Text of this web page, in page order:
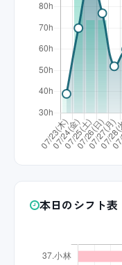
本日のシフト表